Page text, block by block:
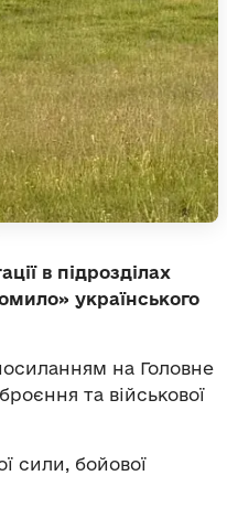
в підрозділах
українського
на Головне
та військової
сили, бойової